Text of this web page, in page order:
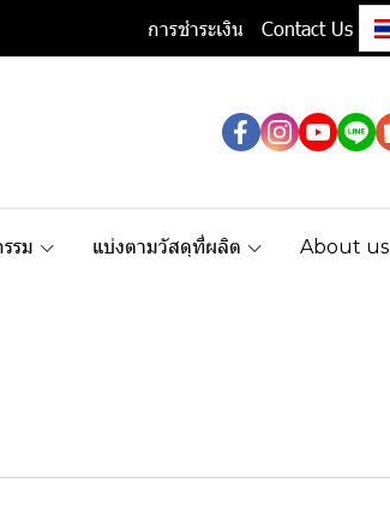
การชำระเงิน Contact Us
รม แบ่งตามวัสดุที่ผลิต About us